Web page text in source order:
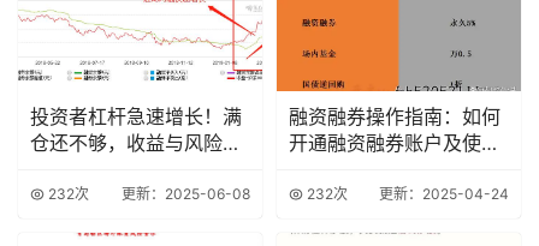
投资者杠杆急速增长！满
仓还不够，收益与风险并
232次 更新：2025-06-08
融资融券操作指南：如何
开通融资融券账户及使用
232次 更新：2025-04-24